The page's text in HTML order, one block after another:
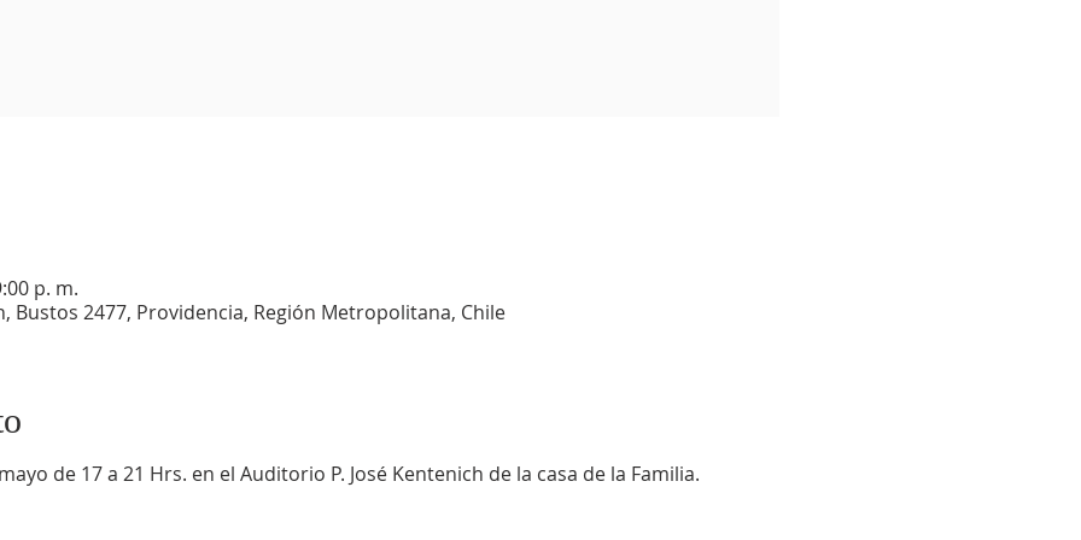
p. m.
Bustos 2477, Providencia, Región Metropolitana, Chile
de 17 a 21 Hrs. en el Auditorio P. José Kentenich de la casa de la Familia.